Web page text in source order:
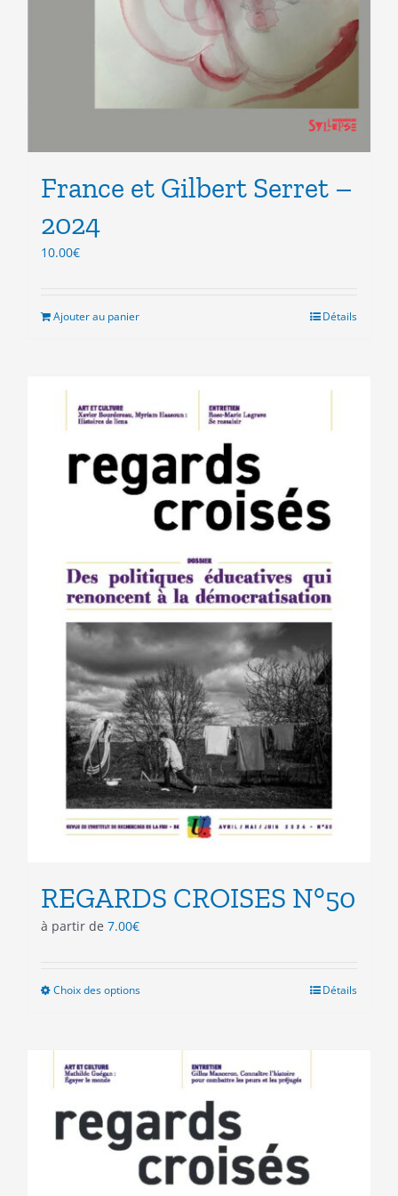
France et Gilbert Serret –
2024
10.00€
Ajouter au panier Détails
REGARDS CROISES N°50
à partir de 7.00€
Choix des optionsCe
variations.
options
peuvent
choisies
sur
Détails